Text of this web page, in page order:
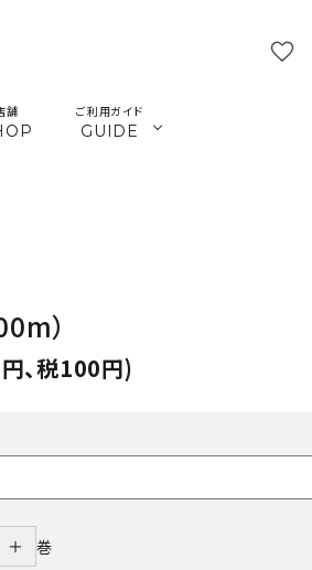
講座関連
カギ
舗 ご利用ガイド
GUIDE
）
、税100円)
＋ 巻